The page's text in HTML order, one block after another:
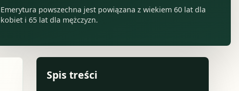
Emerytura powszechna jest powiązana z wiekiem 60 lat dla
kobiet i 65 lat dla mężczyzn.
Spis treści